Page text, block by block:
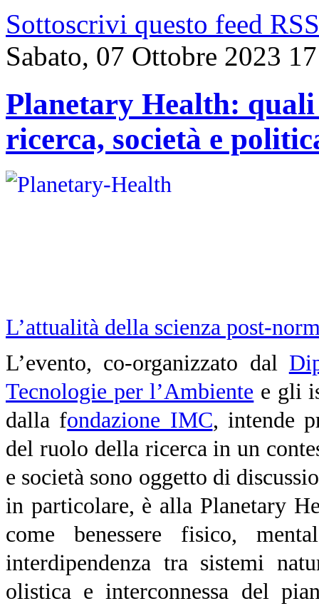
Sottoscrivi questo feed RSS
Sabato, 07 Ottobre 2023
Planetary Health:
ricerca, società e
L’attualità della scienza post-
L’evento, co-organizzato dal
Tecnologie per l’Ambiente e gli
dalla fondazione IMC, intende
del ruolo della ricerca in un
e società sono oggetto di
in particolare, è alla Planetary
come benessere fisico,
interdipendenza tra sistemi
olistica e interconnessa del